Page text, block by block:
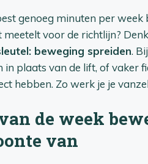
genoeg minuten per
voor de richtlijn?
beweging spreiden.
plaats van de lift, of vaker
hebben. Zo werk je je
de week
van